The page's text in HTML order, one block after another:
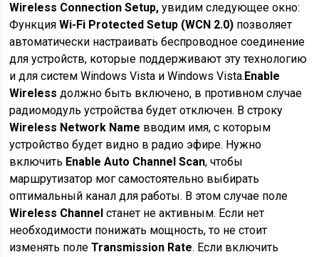
Wireless Connection Setup, увидим следующее окно:
ФункцияWi-Fi Protected Setup (WCN 2.0) позволяет
автоматически настраивать беспроводное соединение
для устройств, которые поддерживают эту технологию
и для систем Windows Vista и Windows Vista.Enable
Wireless должно быть включено, в противном случае
радиомодуль устройства будет отключен. В строку
Wireless Network Name вводим имя, с которым
устройство будет видно в радио эфире. Нужно
включить Enable Auto Channel Scan, чтобы
маршрутизатор мог самостоятельно выбирать
оптимальный канал для работы. В этом случае поле
Wireless Channel станет не активным. Если нет
необходимости понижать мощность, то не стоит
изменять полеTransmission Rate. Если включить